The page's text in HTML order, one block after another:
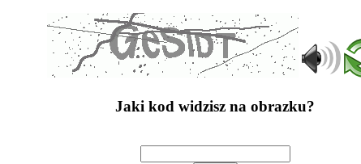
Jaki kod widzisz na obrazku?